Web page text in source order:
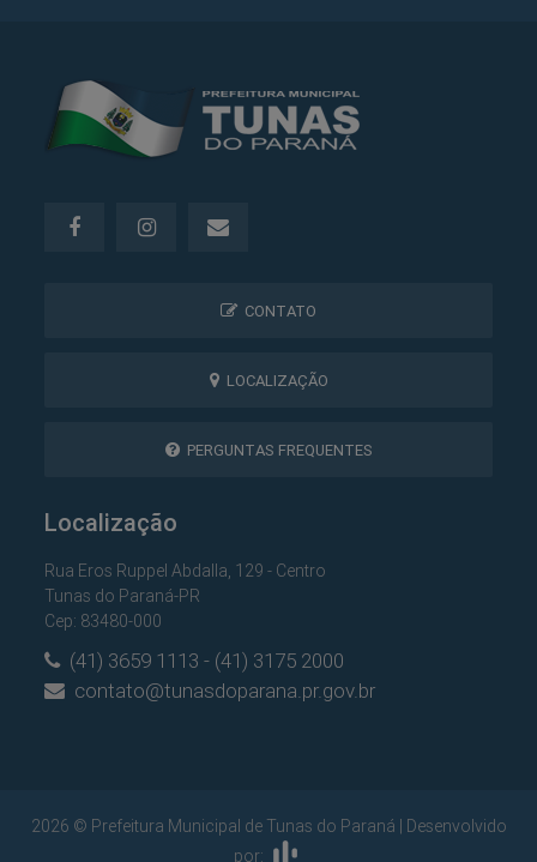
CONTATO
LOCALIZAÇÃO
PERGUNTAS FREQUENTES
Localização
Rua Eros Ruppel Abdalla, 129 - Centro
Tunas do Paraná-PR
Cep: 83480-000
(41) 3659 1113 - (41) 3175 2000
contato@tunasdoparana.pr.gov.br
2026 © Prefeitura Municipal de Tunas do Paraná | Desenvolvido
por: